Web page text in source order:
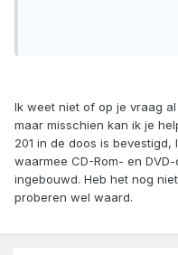
Ik weet niet of op je vraag
maar misschien kan ik je
201 in de doos is
waarmee CD-Rom- en
ingebouwd. Heb het nog
proberen wel waard.